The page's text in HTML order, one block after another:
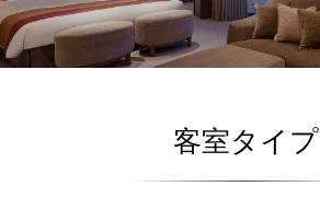
客室タイプ